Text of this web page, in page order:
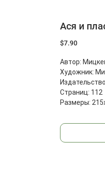
Ася и
$7.90Цена
Автор:
Художник:
Страниц: 112
Размеры: